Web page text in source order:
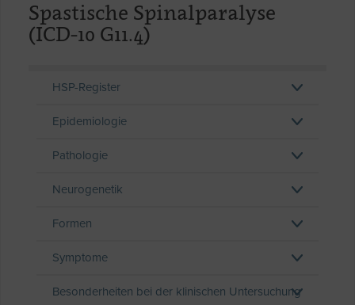
Spastische Spinalparalyse
(ICD-10 G11.4)
HSP-Register
Epidemiologie
Pathologie
Neurogenetik
Formen
Symptome
Besonderheiten bei der klinischen Untersuchung